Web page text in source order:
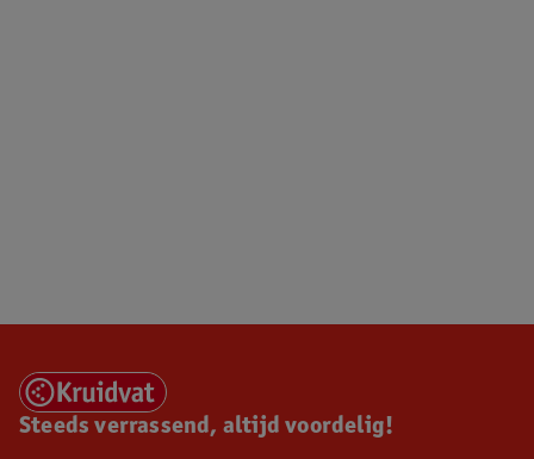
Steeds verrassend, altijd voordelig!